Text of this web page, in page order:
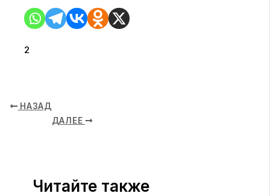
2
НАЗАД
ДАЛЕЕ
Читайте также